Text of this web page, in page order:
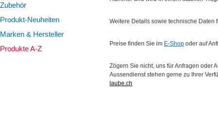
Zubehör
Produkt-Neuheiten
Marken & Hersteller
Produkte A-Z
Weitere Details sowie technische Daten
Preise finden Sie im E-Shop oder auf
Zögern Sie nicht, uns für Anfragen oder
Aussendienst stehen gerne zu Ihrer
laube.ch